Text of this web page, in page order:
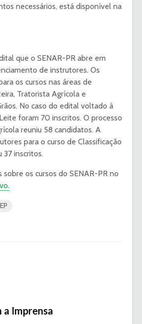
necessários, está disponível na
que o SENAR-PR abre em
de instrutores. Os
os cursos nas áreas de
Tratorista Agrícola e
No caso do edital voltado à
foram 70 inscritos. O processo
reuniu 58 candidatos. A
para o curso de Classificação
37 inscritos.
sobre os cursos do SENAR-PR no
a Imprensa